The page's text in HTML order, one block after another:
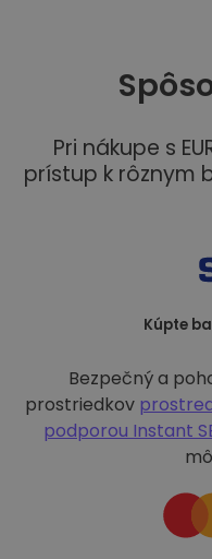
Pri nákupe s
prístup k rôznym
Kúpte
Bezpečný a
prostriedkov
podporou Instant